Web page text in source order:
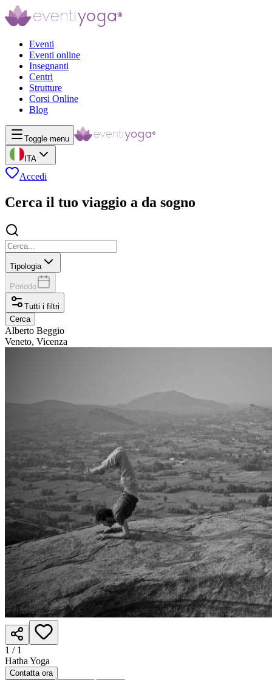
Eventi
Eventi online
Insegnanti
Centri
Strutture
Corsi Online
Blog
Toggle menu
ITA
Accedi
Cerca il tuo viaggio a da sogno
Tipologia
Periodo
Tutti i filtri
Cerca
Alberto Beggio
Veneto, Vicenza
1 / 1
Hatha Yoga
Contatta ora